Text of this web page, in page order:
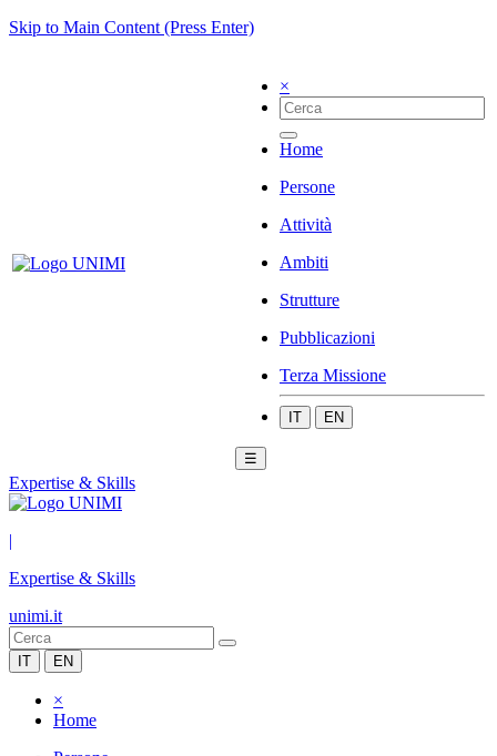
Skip to Main Content (Press Enter)
×
Home
Persone
Attività
Ambiti
Strutture
Pubblicazioni
Terza Missione
IT EN
☰
Expertise & Skills
|
Expertise & Skills
unimi.it
IT EN
×
Home